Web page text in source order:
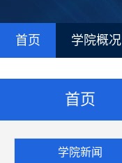
首页 学院概况
首页
学院新闻